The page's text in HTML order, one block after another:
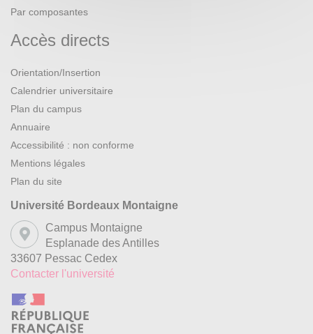
Par composantes
Accès directs
Orientation/Insertion
Calendrier universitaire
Plan du campus
Annuaire
Accessibilité : non conforme
Mentions légales
Plan du site
Université Bordeaux Montaigne
Campus Montaigne
Esplanade des Antilles
33607 Pessac Cedex
Contacter l'université